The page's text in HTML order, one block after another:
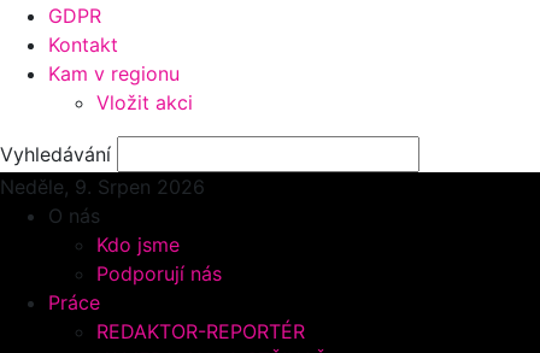
GDPR
Kontakt
Kam v regionu
Vložit akci
Vyhledávání
Neděle, 9. Srpen 2026
O nás
Kdo jsme
Podporují nás
Práce
REDAKTOR-REPORTÉR